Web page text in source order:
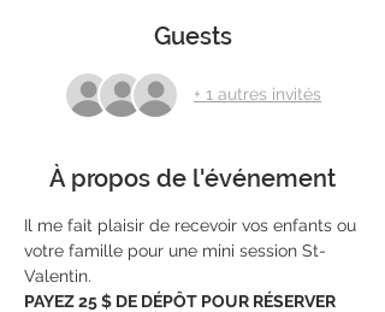
Guests
+ 1 autres invités
À propos de l'événement
Il me fait plaisir de recevoir vos enfants ou
votre famille pour une mini session St-
Valentin.
PAYEZ 25 $ DE DÉPÔT POUR RÉSERVER